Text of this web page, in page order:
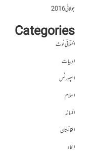
جولائی 2016
Categories
اختلافی نوٹ
ادبیات
اسپورٹس
اسلام
افسانہ
افغانستان
الحاد